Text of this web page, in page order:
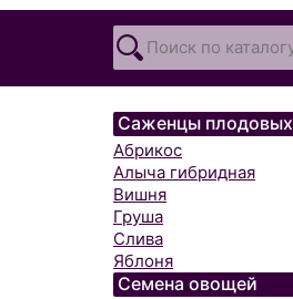
Саженцы плодовых
Абрикос
Алыча гибридная
Вишня
Груша
Слива
Яблоня
Семена овощей